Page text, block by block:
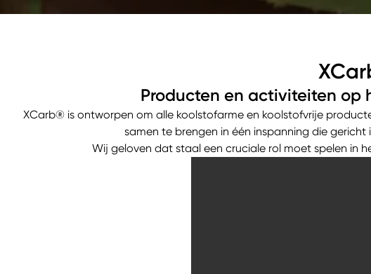
Producten en activiteiten op
XCarb® is ontworpen om alle koolstofarme en koolstofvrije
samen te brengen in één inspanning die
Wij geloven dat staal een cruciale rol moet spelen in